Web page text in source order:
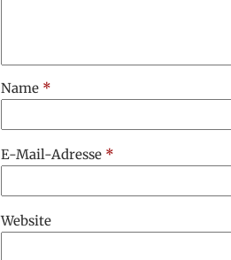
Name *
E-Mail-Adresse *
Website